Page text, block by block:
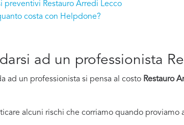
preventivi Restauro Arredi Lecco
costa con Helpdone?
ad un professionista
ad un professionista si pensa al costo Restauro
alcuni rischi che corriamo quando proviamo